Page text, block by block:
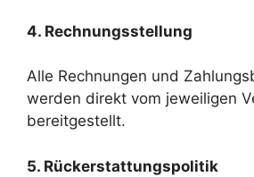
4. Rechnungsstellung
Alle Rechnungen und
werden direkt vom jeweiligen
bereitgestellt.
5. Rückerstattungspolitik